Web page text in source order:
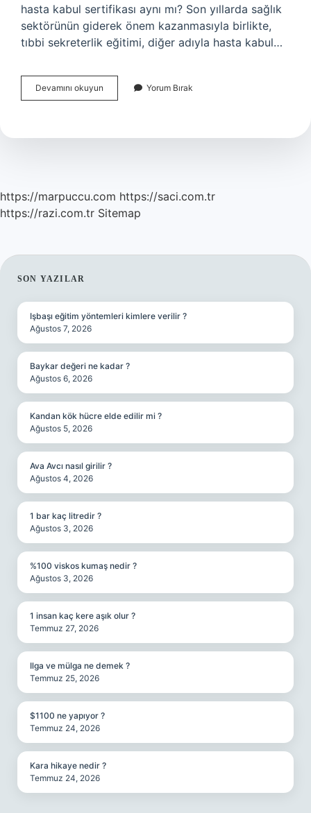
hasta kabul sertifikası aynı mı? Son yıllarda sağlık
sektörünün giderek önem kazanmasıyla birlikte,
tıbbi sekreterlik eğitimi, diğer adıyla hasta kabul…
Devamını okuyun Hastanede
Çalışmak
Sertifika
Yorum Bırak
https://marpuccu.com https://saci.com.tr
https://razi.com.tr Sitemap
SIDEBAR
SON YAZILAR
Işbaşı eğitim yöntemleri kimlere verilir ?
Ağustos 7, 2026
Baykar değeri ne kadar ?
Ağustos 6, 2026
Kandan kök hücre elde edilir mi ?
Ağustos 5, 2026
Ava Avcı nasıl girilir ?
Ağustos 4, 2026
1 bar kaç litredir ?
Ağustos 3, 2026
%100 viskos kumaş nedir ?
Ağustos 3, 2026
1 insan kaç kere aşık olur ?
Temmuz 27, 2026
Ilga ve mülga ne demek ?
Temmuz 25, 2026
$1100 ne yapıyor ?
Temmuz 24, 2026
Kara hikaye nedir ?
Temmuz 24, 2026